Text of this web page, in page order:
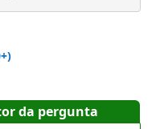
da pergunta